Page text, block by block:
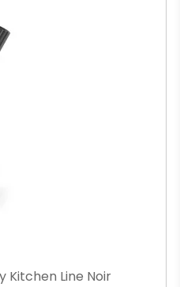
Kitchen Line Noir